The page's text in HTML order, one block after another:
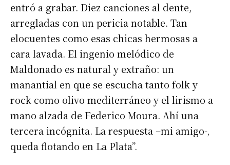
entró a grabar. Diez canciones al dente,
arregladas con un pericia notable. Tan
elocuentes como esas chicas hermosas a
cara lavada. El ingenio melódico de
Maldonado es natural y extraño: un
manantial en que se escucha tanto folk y
rock como olivo mediterráneo y el lirismo a
mano alzada de Federico Moura. Ahí una
tercera incógnita. La respuesta –mi amigo-,
queda flotando en La Plata”.